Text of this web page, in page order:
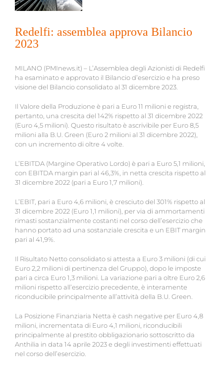
Redelfi: assemblea approva Bilancio
2023
MILANO (PMInews.it) – L’Assemblea degli Azionisti di Redelfi
ha esaminato e approvato il Bilancio d’esercizio e ha preso
visione del Bilancio consolidato al 31 dicembre 2023.
Il Valore della Produzione è pari a Euro 11 milioni e registra,
pertanto, una crescita del 142% rispetto al 31 dicembre 2022
(Euro 4,5 milioni). Questo risultato è ascrivibile per Euro 8,5
milioni alla B.U. Green (Euro 2 milioni al 31 dicembre 2022),
con un incremento di oltre 4 volte.
L’EBITDA (Margine Operativo Lordo) è pari a Euro 5,1 milioni,
con EBITDA margin pari al 46,3%, in netta crescita rispetto al
31 dicembre 2022 (pari a Euro 1,7 milioni).
L’EBIT, pari a Euro 4,6 milioni, è cresciuto del 301% rispetto al
31 dicembre 2022 (Euro 1,1 milioni), per via di ammortamenti
rimasti sostanzialmente costanti nel corso dell’esercizio che
hanno portato ad una sostanziale crescita e un EBIT margin
pari al 41,9%.
Il Risultato Netto consolidato si attesta a Euro 3 milioni (di cui
Euro 2,2 milioni di pertinenza del Gruppo), dopo le imposte
pari a circa Euro 1,3 milioni. La variazione pari a oltre Euro 2,6
milioni rispetto all’esercizio precedente, è interamente
riconducibile principalmente all’attività della B.U. Green.
La Posizione Finanziaria Netta è cash negative per Euro 4,8
milioni, incrementata di Euro 4,1 milioni, riconducibili
principalmente al prestito obbligazionario sottoscritto da
Anthilia in data 14 aprile 2023 e degli investimenti effettuati
nel corso dell’esercizio.